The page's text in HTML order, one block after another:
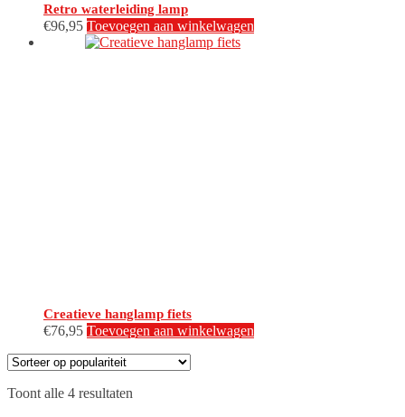
Retro waterleiding lamp
€96,95 Toevoegen aan winkelwagen
Creatieve hanglamp fiets
€76,95 Toevoegen aan winkelwagen
Toont alle 4 resultaten